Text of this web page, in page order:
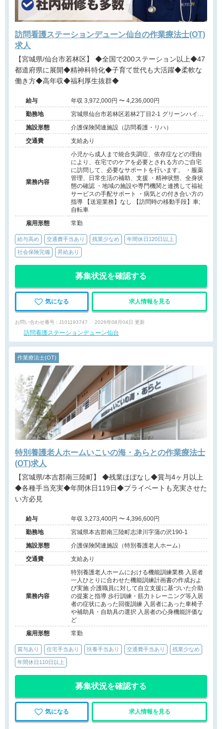
訪問看護ステーションデューン仙台の作業療法士(OT)
求人
【宮城県/仙台市若林区】 ◆全国で200ステーション以上◆47
都道府県に展開◆精神科特化◆子育て世代も大活躍◆柔軟な
働き方◆高年収◆福利厚生抜群◆
給与
年収 3,972,000円 〜 4,236,000円
勤務地
宮城県仙台市若林区若林2丁目2-1 グリーンハイツ
若林Ⅱ101号室
施設形態
介護保険関連施設（訪問看護・リハ）
交通費
支給あり
業務内容
小児から成人まで統合失調症、依存症などの理由
により、在宅でのケアを必要とされる方のご自宅
に訪問して、必要なサポートを行います。 ・服薬
管理、日常生活の補助、支援 ・精神状態、全身状
態の確認 ・地域の施設や専門機関と連携して福祉
サービスの手配サポート ・病気との付き合い方の
指導 【送迎業務】なし 【訪問時の移動手段】車;
自転車
雇用形態
常勤
給与高め 交通費手当あり 残業少なめ 年間休日120日以上
社会保険完備 昇給あり
募集状況を確認する
気になる 求人情報を見る
お問い合わせ番号 : J101193747 2026年08月04日 更新
訪問看護ステーションデューン仙台
作業療法士(OT)
特別養護老人ホームいこいの海・あらとの作業療法士
(OT)求人
【宮城県/本吉郡南三陸町】 ◆残業ほぼなし◆賞与4ヶ月以上
◆各種手当充実◆年間休日119日◆プライベートも充実させた
い方必見
給与
年収 3,273,400円 〜 4,396,600円
勤務地
宮城県本吉郡南三陸町志津川字蒲の沢190-1
施設形態
介護保険関連施設（特別養護老人ホーム）
交通費
支給あり
業務内容
特別養護老人ホームにおける機能訓練業務 入居者
一人ひとりに合わせた機能訓練計画書の作成およ
び実施 介護職員に対して自立支援に基づいた介助
の提案と指導 歩行訓練・筋力トレーニング等入居
者の症状にあった回復訓練 入居者にあった車椅子
や補助具・自助具の選択 入居者の心身機能評価な
ど
雇用形態
常勤
賞与あり 住宅手当あり 扶養手当あり 交通費手当あり 残業少なめ
年間休日110日以上
募集状況を確認する
気になる 求人情報を見る